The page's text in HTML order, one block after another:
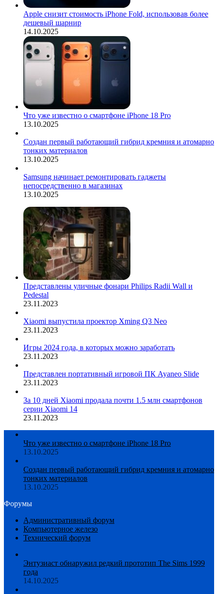
Apple снизит стоимость iPhone Fold, использовав более
дешевый шарнир
14.10.2025
Что уже известно о смартфоне iPhone 18 Pro
13.10.2025
Создан первый работающий гибрид кремния и атомарно
тонких материалов
13.10.2025
Samsung начинает ремонтировать гаджеты
непосредственно в магазинах
13.10.2025
Представлены уличные фонари Philips Radii Wall и
Pedestal
23.11.2023
Xiaomi выпустила проектор Xming Q3 Neo
23.11.2023
Игры 2024 года, в которых можно заработать
23.11.2023
Представлен портативный игровой ПК Ayaneo Slide
23.11.2023
За 10 дней Xiaomi продала почти 1.5 млн смартфонов
серии Xiaomi 14
23.11.2023
Что уже известно о смартфоне iPhone 18 Pro
13.10.2025
Создан первый работающий гибрид кремния и атомарно
тонких материалов
13.10.2025
Форумы
Административный форум
Компьютерное железо
Технический форум
Энтузиаст обнаружил редкий прототип The Sims 1999
года
14.10.2025